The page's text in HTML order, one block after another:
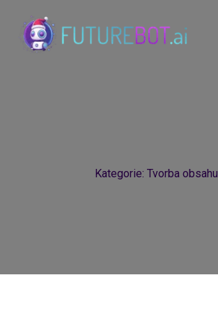
Kategorie: Tvorba obsahu